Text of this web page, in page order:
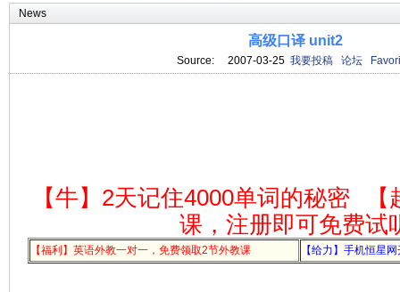
News
高级口译 unit2
Source: 2007-03-25 我要投稿 论坛
【牛】2天记住4000单词的秘密
课，注册即可免费试
【福利】英语外教一对一，免费领取2节外教课 【给力】手机恒星